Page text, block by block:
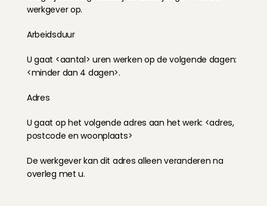
werkgever op.
Arbeidsduur
U gaat <aantal> uren werken op de volgende dagen:
<minder dan 4 dagen>.
Adres
U gaat op het volgende adres aan het werk: <adres,
postcode en woonplaats>
De werkgever kan dit adres alleen veranderen na
overleg met u.